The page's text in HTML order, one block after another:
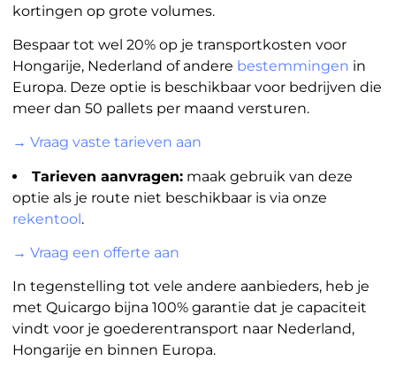
kortingen op grote volumes.
Bespaar tot wel 20% op je transportkosten voor
Hongarije, Nederland of andere bestemmingen in
Europa. Deze optie is beschikbaar voor bedrijven die
meer dan 50 pallets per maand versturen.
→ Vraag vaste tarieven aan
Tarieven aanvragen:maak gebruik van deze
optie als je route niet beschikbaar is via onze
rekentool.
→ Vraag een offerte aan
In tegenstelling tot vele andere aanbieders, heb je
met Quicargo bijna 100% garantie dat je capaciteit
vindt voor je goederentransport naar Nederland,
Hongarije en binnen Europa.